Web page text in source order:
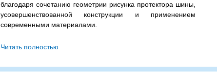
благодаря сочетанию геометрии рисунка протектора шины,
усовершенствованной конструкции и применением
современными материалами.
Читать полностью